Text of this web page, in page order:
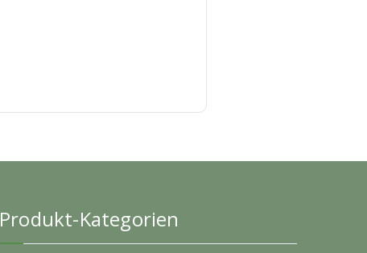
Produkt-Kategorien